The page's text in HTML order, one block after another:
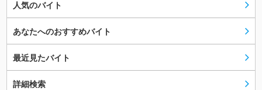
人気のバイト
あなたへのおすすめバイト
最近見たバイト
詳細検索